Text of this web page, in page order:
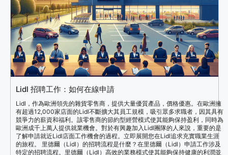
Lidl 招聘工作：如何在線申請
Lidl，作為歐洲領先的雜貨零售商，提供大量優質產品，價格優惠。在歐洲擁
有超過12,000家店面的Lidl不斷擴大其員工規模，吸引眾多求職者，因其具有
競爭力的薪資和福利。該零售商的節約型經營模式使其能夠保持盈利，同時為
歐洲成千上萬人提供就業機會。對於有興趣加入Lidl團隊的人來說，重要的是
了解申請就近Lidl店面工作機會的過程。立即展開您在Lidl追求充實職業生涯
的旅程。 里德爾（Lidl）的招聘流程是什麼？在里德爾（Lidl）申請工作涉及
特定的招聘流程。里德爾（Lidl）高效的業務模式使其能夠保持健康的利潤並